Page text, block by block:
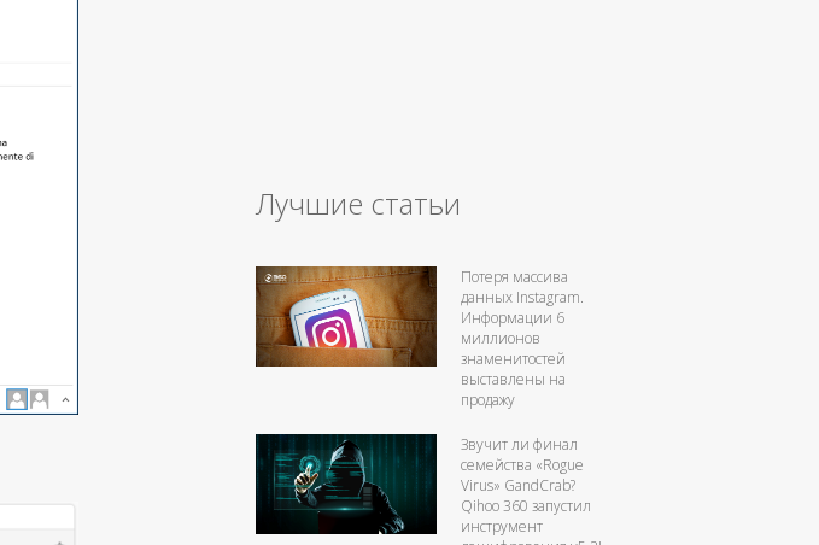
Лучшие статьи
Потеря массива
данных Instagram.
Информации 6
миллионов
знаменитостей
выставлены на
продажу
Звучит ли финал
семейства «Rogue
Virus» GandCrab?
Qihoo 360 запустил
инструмент